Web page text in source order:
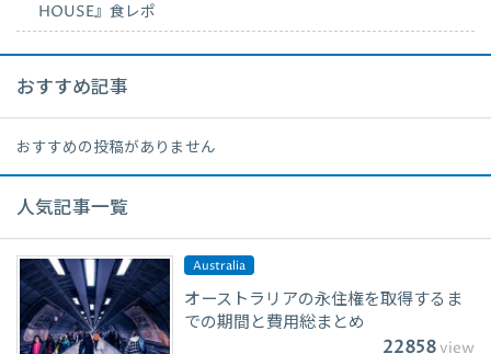
HOUSE』食レポ
おすすめ記事
おすすめの投稿がありません
人気記事一覧
Australia
オーストラリアの永住権を取得するま
での期間と費用総まとめ
22858view